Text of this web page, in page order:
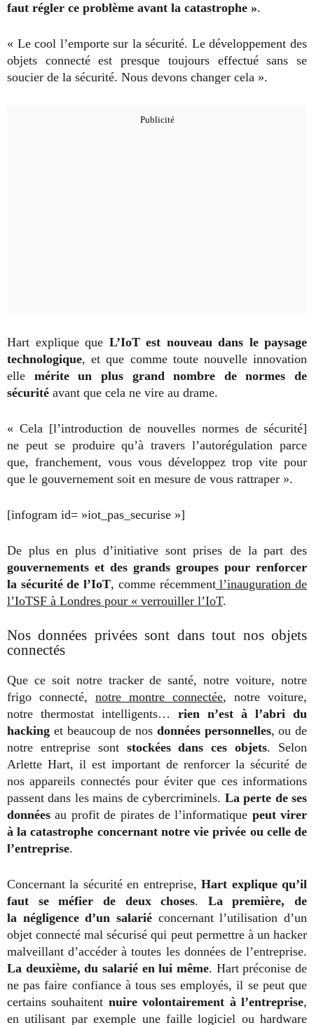
faut régler ce problème avant la catastrophe ».
« Le cool l’emporte sur la sécurité. Le développement des
objets connecté est presque toujours effectué sans se
soucier de la sécurité. Nous devons changer cela ».
Hart explique que L’IoT est nouveau dans le paysage
technologique, et que comme toute nouvelle innovation
elle mérite un plus grand nombre de normes de
sécurité avant que cela ne vire au drame.
« Cela [l’introduction de nouvelles normes de sécurité]
ne peut se produire qu’à travers l’autorégulation parce
que, franchement, vous vous développez trop vite pour
que le gouvernement soit en mesure de vous rattraper ».
[infogram id= »iot_pas_securise »]
De plus en plus d’initiative sont prises de la part des
gouvernements et des grands groupes pour renforcer
la sécurité de l’IoT, comme récemmentl’inauguration de
l’IoTSF à Londres pour « verrouiller l’IoT.
Nos données privées sont dans tout nos objets
connectés
Que ce soit notre tracker de santé, notre voiture, notre
frigo connecté, notre montre connectée, notre voiture,
notre thermostat intelligents… rien n’est à l’abri du
hacking et beaucoup de nos données personnelles, ou de
notre entreprise sont stockées dans ces objets. Selon
Arlette Hart, il est important de renforcer la sécurité de
nos appareils connectés pour éviter que ces informations
passent dans les mains de cybercriminels. La perte de ses
données au profit de pirates de l’informatique peut virer
à la catastrophe concernant notre vie privée ou celle de
l’entreprise.
Concernant la sécurité en entreprise, Hart explique qu’il
faut se méfier de deux choses. La première, de
la négligence d’un salarié concernant l’utilisation d’un
objet connecté mal sécurisé qui peut permettre à un hacker
malveillant d’accéder à toutes les données de l’entreprise.
La deuxième, du salarié en lui même. Hart préconise de
ne pas faire confiance à tous ses employés, il se peut que
certains souhaitent nuire volontairement à l’entreprise,
en utilisant par exemple une faille logiciel ou hardware